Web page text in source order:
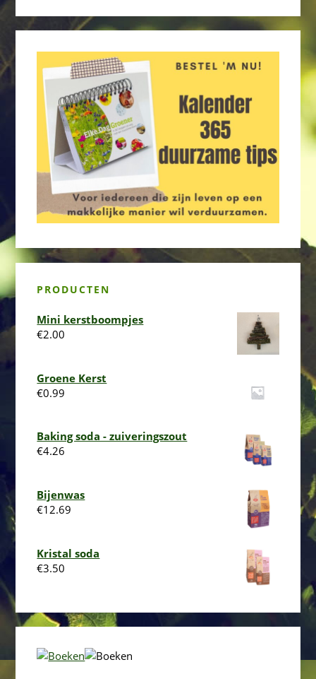
PRODUCTEN
Mini kerstboompjes
€2.00
Groene Kerst
€0.99
Baking soda - zuiveringszout
€4.26
Bijenwas
€12.69
Kristal soda
€3.50